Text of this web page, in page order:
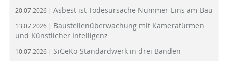
20.07.2026 | Asbest ist Todesursache Nummer Eins am Bau
13.07.2026 | Baustellenüberwachung mit Kameratürmen
und Künstlicher Intelligenz
10.07.2026 | SiGeKo-Standardwerk in drei Bänden